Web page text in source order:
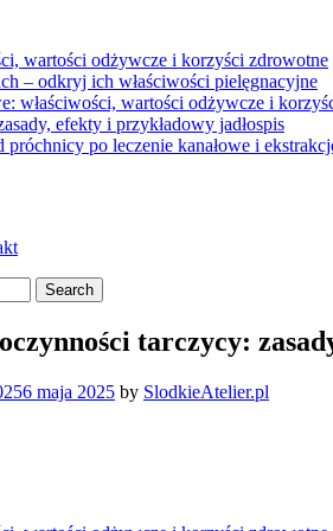
wartości odżywcze i korzyści zdrowotne
– odkryj ich właściwości pielęgnacyjne
właściwości, wartości odżywcze i
efekty i przykładowy jadłospis
próchnicy po leczenie kanałowe i
tarczycy:
6 maja 2025 by SlodkieAtelier.pl